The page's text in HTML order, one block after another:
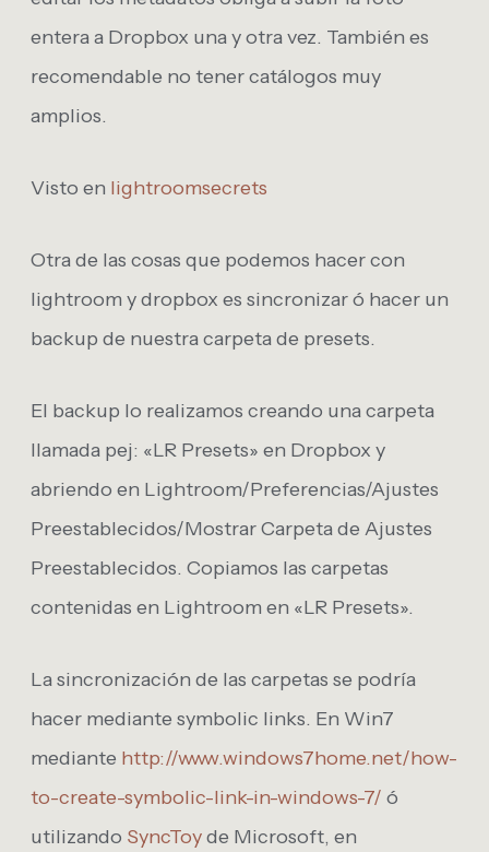
entera a Dropbox una y otra vez. También es
recomendable no tener catálogos muy
amplios.
Visto en lightroomsecrets
Otra de las cosas que podemos hacer con
lightroom y dropbox es sincronizar ó hacer un
backup de nuestra carpeta de presets.
El backup lo realizamos creando una carpeta
llamada pej: «LR Presets» en Dropbox y
abriendo en Lightroom/Preferencias/Ajustes
Preestablecidos/Mostrar Carpeta de Ajustes
Preestablecidos. Copiamos las carpetas
contenidas en Lightroom en «LR Presets».
La sincronización de las carpetas se podría
hacer mediante symbolic links. En Win7
mediante http://www.windows7home.net/how-
to-create-symbolic-link-in-windows-7/ ó
utilizando SyncToyde Microsoft, en